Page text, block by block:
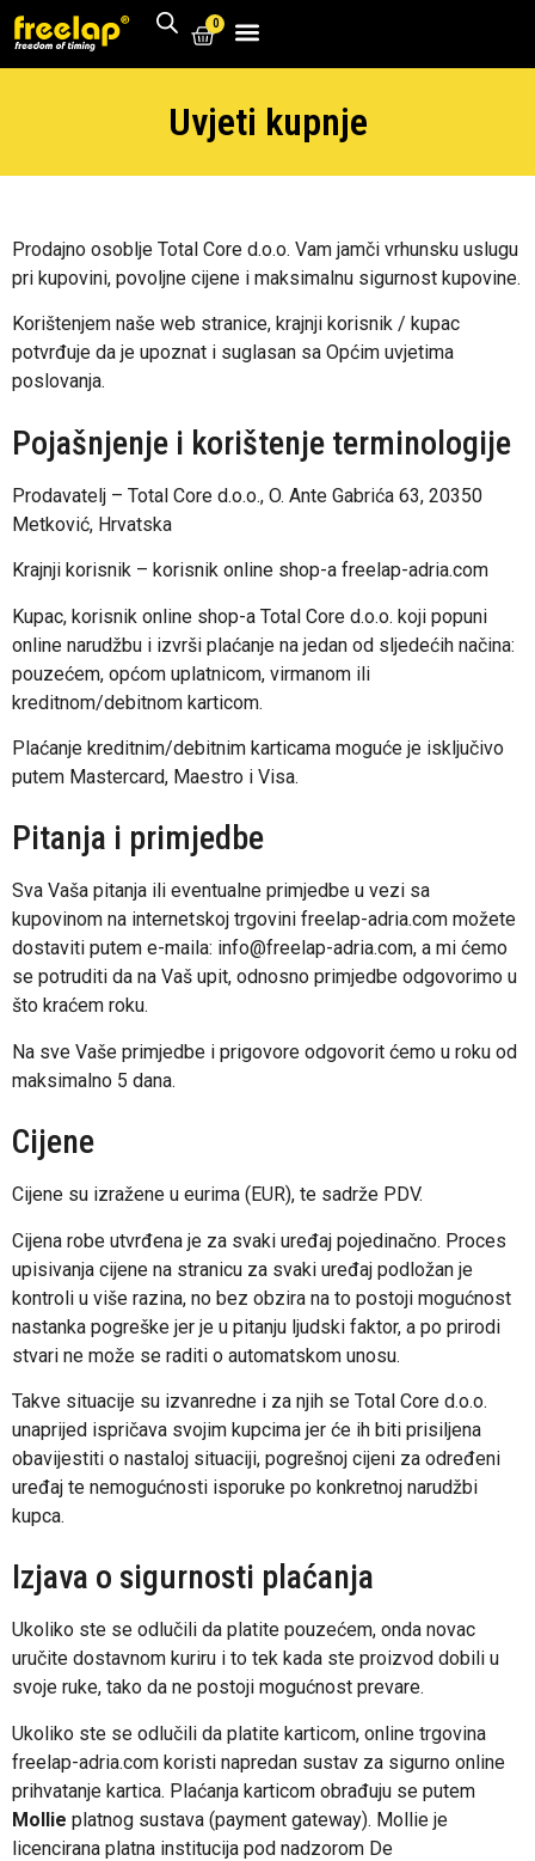
0
Uvjeti kupnje
Prodajno osoblje Total Core d.o.o. Vam jamči vrhunsku uslugu
pri kupovini, povoljne cijene i maksimalnu sigurnost kupovine.
Korištenjem naše web stranice, krajnji korisnik / kupac
potvrđuje da je upoznat i suglasan sa Općim uvjetima
poslovanja.
Pojašnjenje i korištenje terminologije
Prodavatelj – Total Core d.o.o., O. Ante Gabrića 63, 20350
Metković, Hrvatska
Krajnji korisnik – korisnik online shop-a freelap-adria.com
Kupac, korisnik online shop-a Total Core d.o.o. koji popuni
online narudžbu i izvrši plaćanje na jedan od sljedećih načina:
pouzećem, općom uplatnicom, virmanom ili
kreditnom/debitnom karticom.
Plaćanje kreditnim/debitnim karticama moguće je isključivo
putem Mastercard, Maestro i Visa.
Pitanja i primjedbe
Sva Vaša pitanja ili eventualne primjedbe u vezi sa
kupovinom na internetskoj trgovini freelap-adria.com možete
dostaviti putem e-maila: info@freelap-adria.com, a mi ćemo
se potruditi da na Vaš upit, odnosno primjedbe odgovorimo u
što kraćem roku.
Na sve Vaše primjedbe i prigovore odgovorit ćemo u roku od
maksimalno 5 dana.
Cijene
Cijene su izražene u eurima (EUR), te sadrže PDV.
Cijena robe utvrđena je za svaki uređaj pojedinačno. Proces
upisivanja cijene na stranicu za svaki uređaj podložan je
kontroli u više razina, no bez obzira na to postoji mogućnost
nastanka pogreške jer je u pitanju ljudski faktor, a po prirodi
stvari ne može se raditi o automatskom unosu.
Takve situacije su izvanredne i za njih se Total Core d.o.o.
unaprijed ispričava svojim kupcima jer će ih biti prisiljena
obavijestiti o nastaloj situaciji, pogrešnoj cijeni za određeni
uređaj te nemogućnosti isporuke po konkretnoj narudžbi
kupca.
Izjava o sigurnosti plaćanja
Ukoliko ste se odlučili da platite pouzećem, onda novac
uručite dostavnom kuriru i to tek kada ste proizvod dobili u
svoje ruke, tako da ne postoji mogućnost prevare.
Ukoliko ste se odlučili da platite karticom, online trgovina
freelap-adria.com koristi napredan sustav za sigurno online
prihvatanje kartica. Plaćanja karticom obrađuju se putem
Mollie platnog sustava (payment gateway). Mollie je
licencirana platna institucija pod nadzorom De